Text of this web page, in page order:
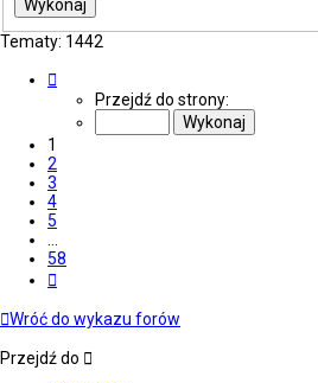
Tematy: 1442
Przejdź do strony:
1
2
3
4
5
58
Wróć do wykazu forów
Przejdź do